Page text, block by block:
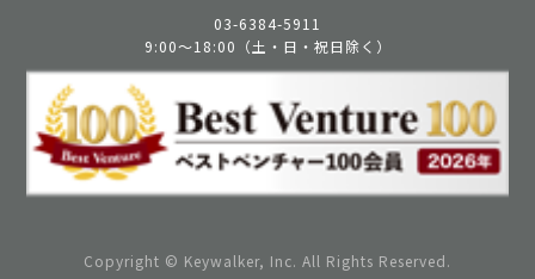
03-6384-5911
9:00〜18:00（土・日・祝日除く）
Copyright © Keywalker, Inc. All Rights Reserved.